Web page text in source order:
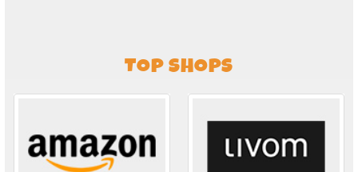
TOP SHOPS